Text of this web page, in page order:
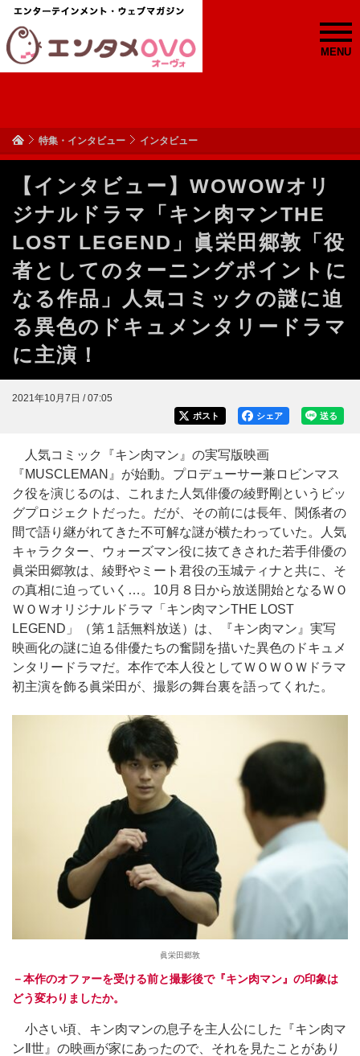
MENU
特集・インタビュー インタビュー
【インタビュー】WOWOWオリ
ジナルドラマ「キン肉マンTHE
LOST LEGEND」眞栄田郷敦「役
者としてのターニングポイントに
なる作品」人気コミックの謎に迫
る異色のドキュメンタリードラマ
に主演！
2021年10月7日 / 07:05
送る
シェア
ポスト
人気コミック『キン肉マン』の実写版映画
『MUSCLEMAN』が始動。プロデューサー兼ロビンマス
ク役を演じるのは、これまた人気俳優の綾野剛というビッ
グプロジェクトだった。だが、その前には長年、関係者の
間で語り継がれてきた不可解な謎が横たわっていた。人気
キャラクター、ウォーズマン役に抜てきされた若手俳優の
眞栄田郷敦は、綾野やミート君役の玉城ティナと共に、そ
の真相に迫っていく…。10月８日から放送開始となるＷＯ
ＷＯＷオリジナルドラマ「キン肉マンTHE LOST
LEGEND」（第１話無料放送）は、『キン肉マン』実写
映画化の謎に迫る俳優たちの奮闘を描いた異色のドキュメ
ンタリードラマだ。本作で本人役としてＷＯＷＯＷドラマ
初主演を飾る眞栄田が、撮影の舞台裏を語ってくれた。
眞栄田郷敦
－本作のオファーを受ける前と撮影後で『キン肉マン』の印象は
どう変わりましたか。
小さい頃、キン肉マンの息子を主人公にした『キン肉マ
ンⅡ世』の映画が家にあったので、それを見たことがあり